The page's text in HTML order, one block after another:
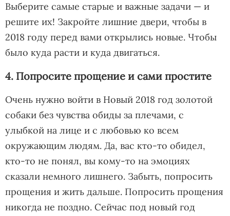
Выберите самые старые и важные задачи — и
решите их! Закройте лишние двери, чтобы в
2018 году перед вами открылись новые. Чтобы
было куда расти и куда двигаться.
4. Попросите прощение и сами простите
Очень нужно войти в Новый 2018 год золотой
собаки без чувства обиды за плечами, с
улыбкой на лице и с любовью ко всем
окружающим людям. Да, вас кто-то обидел,
кто-то не понял, вы кому-то на эмоциях
сказали немного лишнего. Забыть, попросить
прощения и жить дальше. Попросить прощения
никогда не поздно. Сейчас под новый год